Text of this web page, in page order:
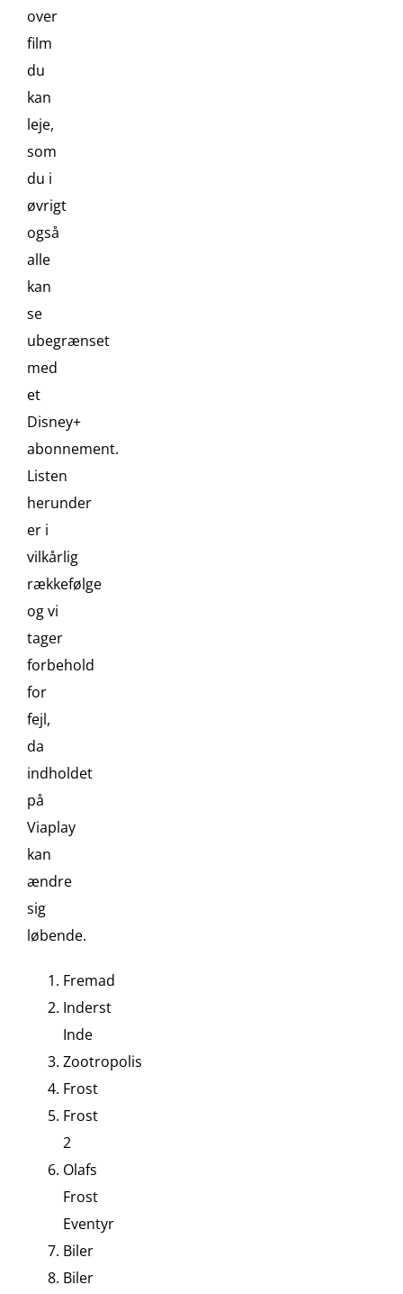
over
film
du
kan
leje,
som
du i
øvrigt
også
alle
kan
se
ubegrænset
med
et
Disney+
abonnement.
Listen
herunder
er i
vilkårlig
rækkefølge
og vi
tager
forbehold
for
fejl,
da
indholdet
på
Viaplay
kan
ændre
sig
løbende.
Fremad
Inderst
Inde
Zootropolis
Frost
Frost
2
Olafs
Frost
Eventyr
Biler
Biler